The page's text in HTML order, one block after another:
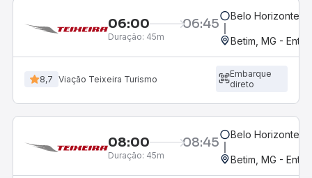
06:00 06:45
Duração: 45m
Belo Horizonte,
Betim, MG -
8,7 Viação Teixeira Turismo
Embarque
direto
08:00 08:45
Duração: 45m
Belo Horizonte,
Betim, MG -